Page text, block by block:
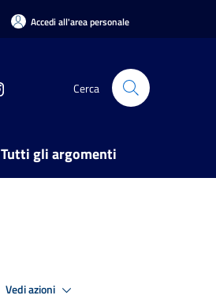
Accedi all'area personale
Cerca
Tutti gli argomenti
Vedi azioni